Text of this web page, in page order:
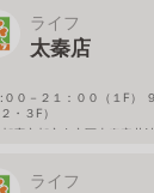
ライフ
太秦店
:００－２１：００（１F）
２・３F）
都府京都市右京区太秦安井
ライフ